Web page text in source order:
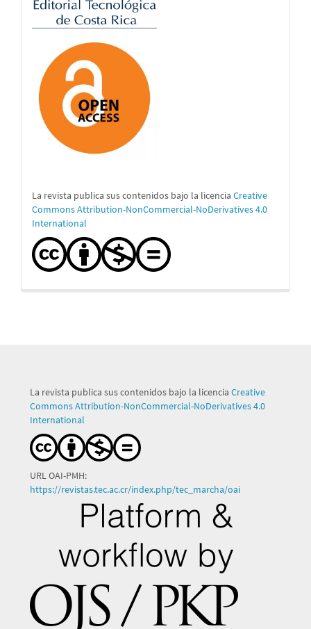
La revista publica sus contenidos bajo la licencia Creative
Commons Attribution-NonCommercial-NoDerivatives 4.0
International
La revista publica sus contenidos bajo la licencia Creative
Commons Attribution-NonCommercial-NoDerivatives 4.0
International
URL OAI-PMH:
https://revistas.tec.ac.cr/index.php/tec_marcha/oai